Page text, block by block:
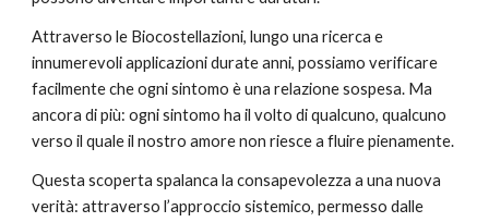
Attraverso le Biocostellazioni, lungo una ricerca e
innumerevoli applicazioni durate anni, possiamo verificare
facilmente che ogni sintomo è una relazione sospesa. Ma
ancora di più: ogni sintomo ha il volto di qualcuno, qualcuno
verso il quale il nostro amore non riesce a fluire pienamente.
Questa scoperta spalanca la consapevolezza a una nuova
verità: attraverso l’approccio sistemico, permesso dalle